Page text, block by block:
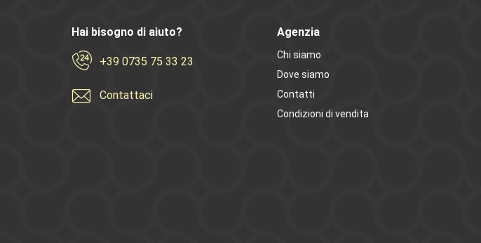
Hai bisogno di aiuto?
+39 0735 75 33 23
Contattaci
Agenzia
Chi siamo
Dove siamo
Contatti
Condizioni di vendita